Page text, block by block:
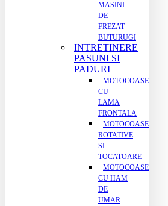
MASINI
DE
FREZAT
BUTURUGI
INTRETINERE
PASUNI SI
PADURI
MOTOCOASE
CU
LAMA
FRONTALA
MOTOCOASE
ROTATIVE
SI
TOCATOARE
MOTOCOASE
CU HAM
DE
UMAR